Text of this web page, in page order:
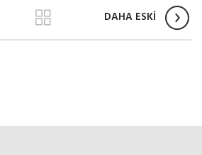
DAHA ESKİ